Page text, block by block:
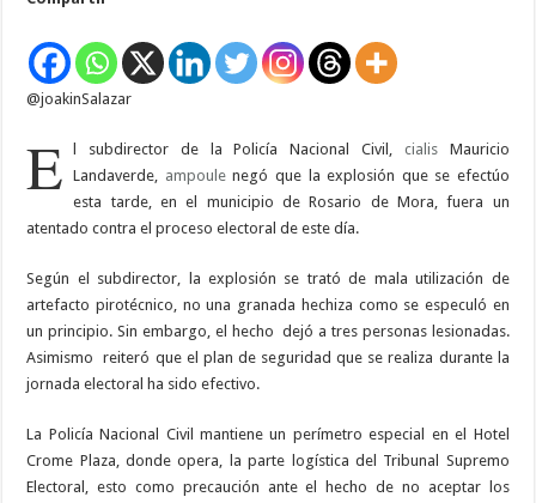
Rosario
de
Mora
@joakinSalazar
E l subdirector de la Policía Nacional Civil, cialisMauricio
Landaverde, ampoulenegó que la explosión que se efectúo
esta tarde, en el municipio de Rosario de Mora, fuera un
atentado contra el proceso electoral de este día.
Según el subdirector, la explosión se trató de mala utilización de
artefacto pirotécnico, no una granada hechiza como se especuló en
un principio. Sin embargo, el hecho dejó a tres personas lesionadas.
Asimismo reiteró que el plan de seguridad que se realiza durante la
jornada electoral ha sido efectivo.
La Policía Nacional Civil mantiene un perímetro especial en el Hotel
Crome Plaza, donde opera, la parte logística del Tribunal Supremo
Electoral, esto como precaución ante el hecho de no aceptar los